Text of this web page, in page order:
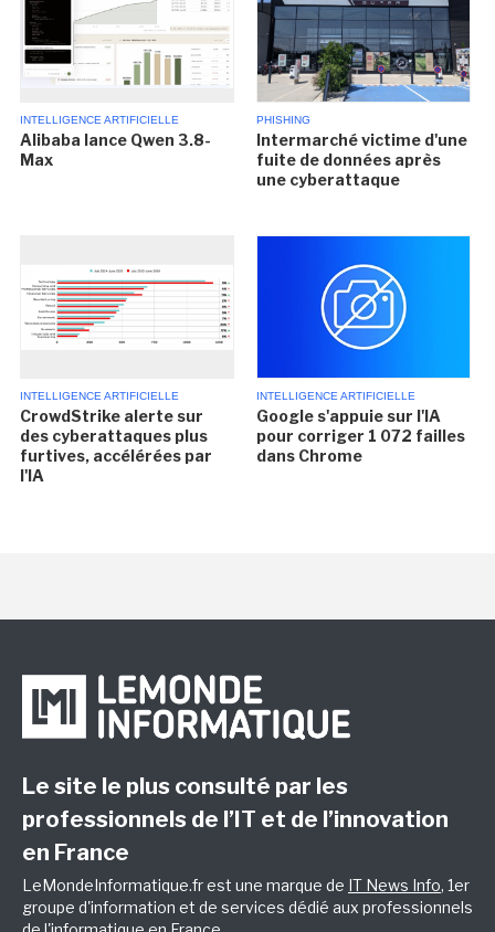
INTELLIGENCE ARTIFICIELLE
Alibaba lance Qwen 3.8-
Max
PHISHING
Intermarché victime d'une
fuite de données après
une cyberattaque
INTELLIGENCE ARTIFICIELLE
CrowdStrike alerte sur
des cyberattaques plus
furtives, accélérées par
l'IA
INTELLIGENCE ARTIFICIELLE
Google s'appuie sur l'IA
pour corriger 1 072 failles
dans Chrome
Le site le plus consulté par les
professionnels de l’IT et de l’innovation
en France
LeMondeInformatique.fr est une marque de IT News Info, 1er
groupe d'information et de services dédié aux professionnels